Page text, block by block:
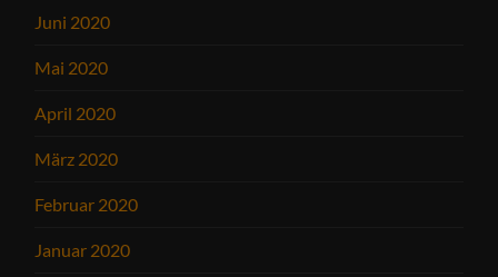
Juni 2020
Mai 2020
April 2020
März 2020
Februar 2020
Januar 2020